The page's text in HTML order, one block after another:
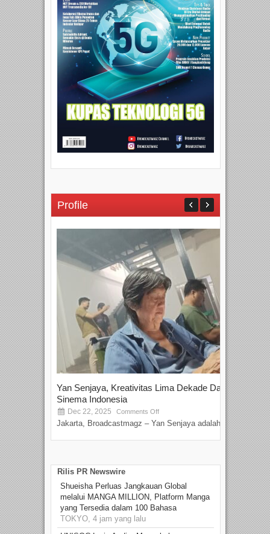
Profile
Yan Senjaya, Kreativitas Lima Dekade Dalam
Sinema Indonesia
Dec 22, 2025 Comments Off
Jakarta, Broadcastmagz – Yan Senjaya adalah...
Rilis PR Newswire
Shueisha Perluas Jangkauan Global
melalui MANGA MILLION, Platform Manga
yang Tersedia dalam 100 Bahasa
TOKYO, 4 jam yang lalu